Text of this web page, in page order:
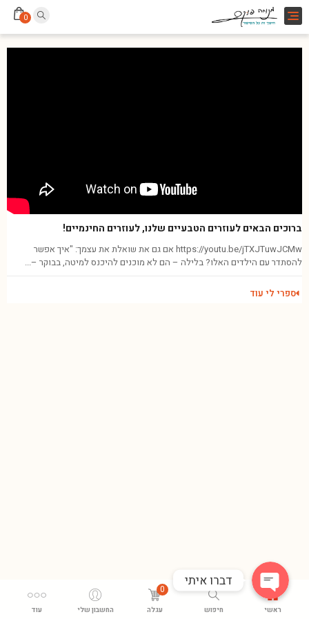
Toggle
navigation
0
ברוכים הבאים לעוזרים הטבעיים שלנו, לעוזרים החינמיים!
https://youtu.be/jTXJTuwJCMw אם גם את שואלת את עצמך: "איך אפשר
להסתדר עם הילדים האלו? בלילה – הם לא מוכנים להיכנס למיטה, בבוקר –...
ספרי לי עוד
ראשי חיפוש
0
עגלה החשבון שלי עוד
דברו איתי